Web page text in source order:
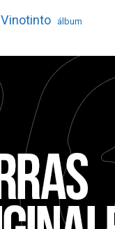
Vinotinto álbum